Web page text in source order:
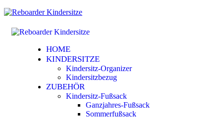
HOME
KINDERSITZE
Kindersitz-Organizer
Kindersitzbezug
ZUBEHÖR
Kindersitz-Fußsack
Ganzjahres-Fußsack
Sommerfußsack